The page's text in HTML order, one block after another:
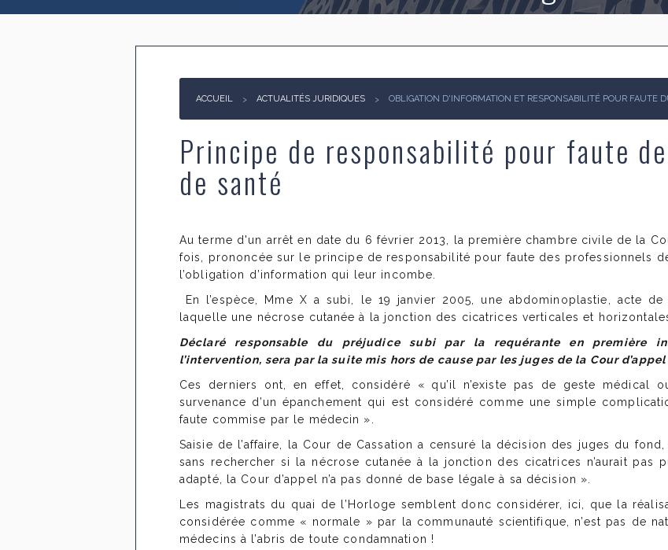
ACCUEIL ACTUALITÉS JURIDIQUES OBLIGATION D'INFORMATION ET RESPONSABILITÉ POUR FAUTE
Principe de responsabilité pour faute
de santé
Au terme d'un arrêt en date du 6 février 2013, la première chambre civile de la
fois, prononcée sur le principe de responsabilité pour faute des professionnels
l’obligation d’information qui leur incombe.
En l’espèce, Mme X a subi, le 19 janvier 2005, une abdominoplastie, acte
laquelle une nécrose cutanée à la jonction des cicatrices verticales et
Déclaré responsable du préjudice subi par la requérante en première
l’intervention, sera par la suite mis hors de cause par les juges de la Cour d’appel
Ces derniers ont, en effet, considéré « qu’il n’existe pas de geste médical
survenance d’un épanchement qui est considéré comme une simple
faute commise par le médecin ».
Saisie de l’affaire, la Cour de Cassation a censuré la décision des juges du fond,
sans rechercher si la nécrose cutanée à la jonction des cicatrices n’aurait pas
adapté, la Cour d’appel n’a pas donné de base légale à sa décision ».
Les magistrats du quai de l’Horloge semblent donc considérer, ici, que la
considérée comme « normale » par la communauté scientifique, n’est pas de
médecins à l’abris de toute condamnation !